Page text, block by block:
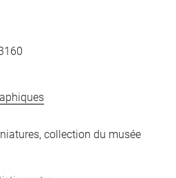
collection du musée